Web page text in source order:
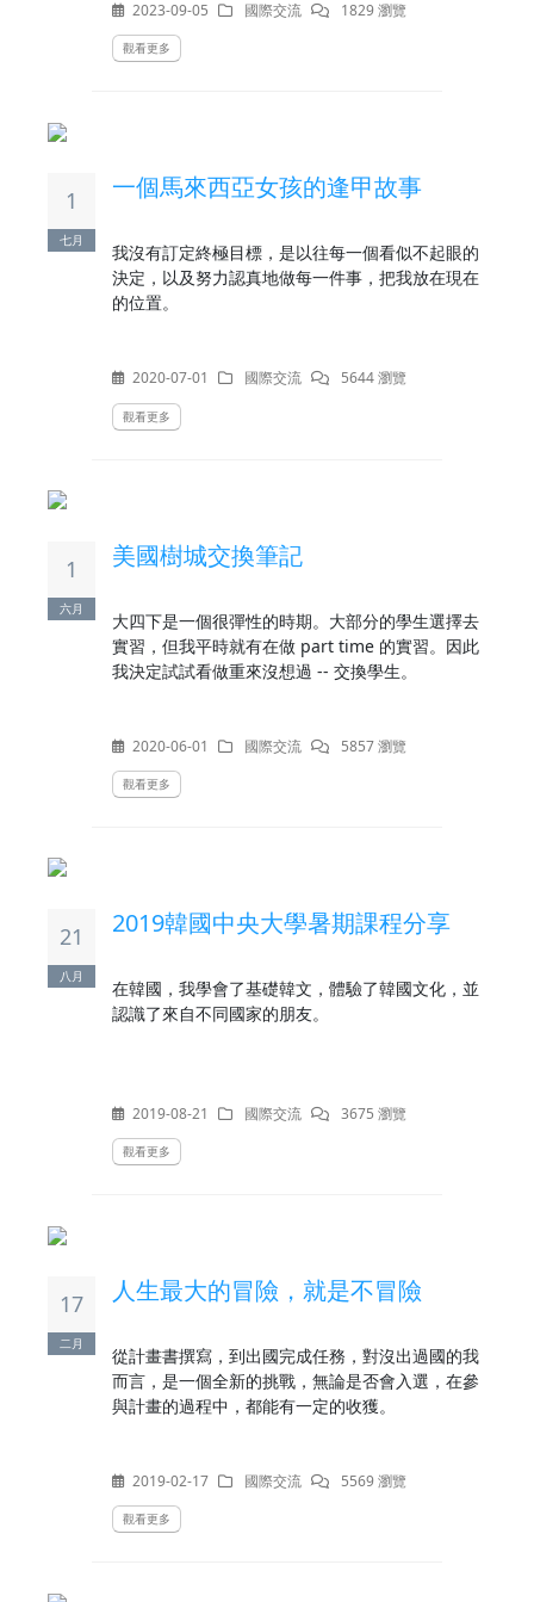
幾次的國際交流後，多認識了世界一點，也逐漸理
解自己。
2023-09-05 國際交流 1829 瀏覽
觀看更多
1
七月
一個馬來西亞女孩的逢甲故事
我沒有訂定終極目標，是以往每一個看似不起眼的
決定，以及努力認真地做每一件事，把我放在現在
的位置。
2020-07-01 國際交流 5644 瀏覽
觀看更多
1
六月
美國樹城交換筆記
大四下是一個很彈性的時期。大部分的學生選擇去
實習，但我平時就有在做 part time 的實習。因此
我決定試試看做重來沒想過 -- 交換學生。
2020-06-01 國際交流 5857 瀏覽
觀看更多
21
八月
2019韓國中央大學暑期課程分享
在韓國，我學會了基礎韓文，體驗了韓國文化，並
認識了來自不同國家的朋友。
2019-08-21 國際交流 3675 瀏覽
觀看更多
17
二月
人生最大的冒險，就是不冒險
從計畫書撰寫，到出國完成任務，對沒出過國的我
而言，是一個全新的挑戰，無論是否會入選，在參
與計畫的過程中，都能有一定的收獲。
2019-02-17 國際交流 5569 瀏覽
觀看更多